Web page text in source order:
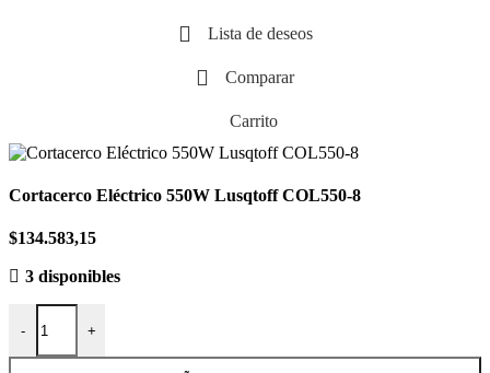
Lista de deseos
Comparar
Carrito
Cortacerco Eléctrico 550W Lusqtoff COL550-8
$134.583,15
3 disponibles
- +